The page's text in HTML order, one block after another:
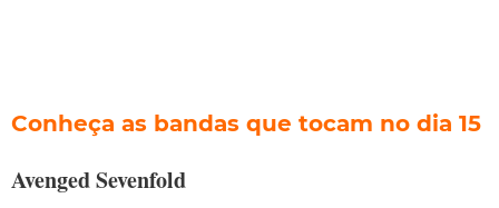
Conheça as bandas que tocam no dia 15
Avenged Sevenfold